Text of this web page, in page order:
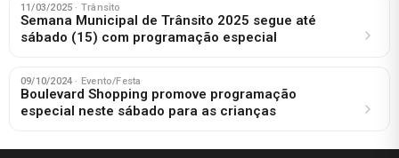
11/03/2025 · Trânsito
Semana Municipal de Trânsito 2025 segue até
sábado (15) com programação especial
09/10/2024 · Evento/Festa
Boulevard Shopping promove programação
especial neste sábado para as crianças